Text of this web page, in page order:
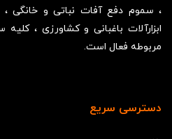
، سموم دفع آفات نباتی و خانگی ،
ابزارآلات باغبانی و کشاورزی ،
مربوطه فعال است.
دسترسی سریع